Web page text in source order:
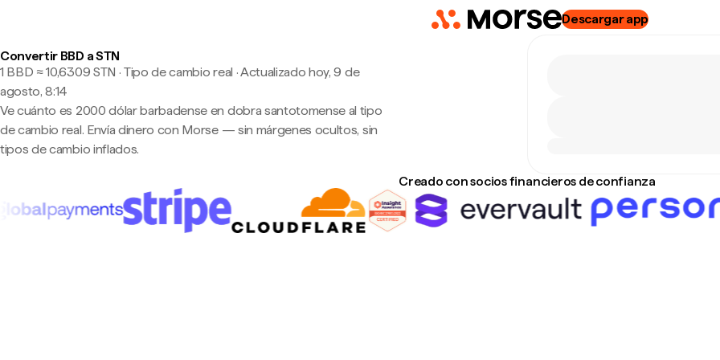
Descargar app
Convertir BBD a STN
1 BBD ≈ 10,6309 STN · Tipo de cambio real ·Actualizado hoy, 9 de
agosto, 8:14
Ve cuánto es 2000 dólar barbadense en dobra santotomense al tipo
de cambio real. Envía dinero con Morse — sin márgenes ocultos, sin
tipos de cambio inflados.
Creado con socios financieros de confianza